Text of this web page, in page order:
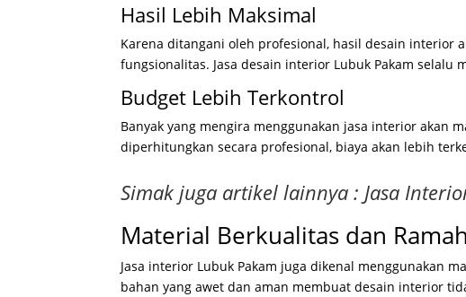
Hasil Lebih Maksimal
Karena ditangani oleh profesional, hasil desain interior
fungsionalitas. Jasa desain interior Lubuk Pakam
Budget Lebih Terkontrol
Banyak yang mengira menggunakan jasa interior akan
diperhitungkan secara profesional, biaya akan lebih
Simak juga artikel lainnya : Jasa
Material Berkualitas dan
Jasa interior Lubuk Pakam juga dikenal menggunakan
bahan yang awet dan aman membuat desain interior